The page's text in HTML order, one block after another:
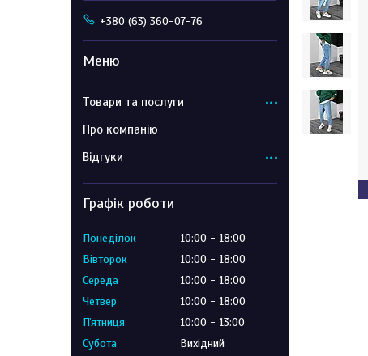
+380 (63) 360-07-76
Товари та послуги
Про компанію
Відгуки
Графік роботи
Понеділок 10:00
18:00
Вівторок
10:00
18:00
Середа
10:00
18:00
Четвер
10:00
18:00
Пʼятниця
10:00
13:00
Субота
Вихідний